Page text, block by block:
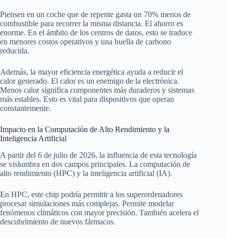
Piensen en un coche que de repente gasta un 70% menos de
combustible para recorrer la misma distancia. El ahorro es
enorme. En el ámbito de los centros de datos, esto se traduce
en menores costos operativos y una huella de carbono
reducida.
Además, la mayor eficiencia energética ayuda a reducir el
calor generado. El calor es un enemigo de la electrónica.
Menos calor significa componentes más duraderos y sistemas
más estables. Esto es vital para dispositivos que operan
constantemente.
Impacto en la Computación de Alto Rendimiento y la
Inteligencia Artificial
A partir del 6 de julio de 2026, la influencia de esta tecnología
se vislumbra en dos campos principales. La computación de
alto rendimiento (HPC) y la inteligencia artificial (IA).
En HPC, este chip podría permitir a los superordenadores
procesar simulaciones más complejas. Permite modelar
fenómenos climáticos con mayor precisión. También acelera el
descubrimiento de nuevos fármacos.